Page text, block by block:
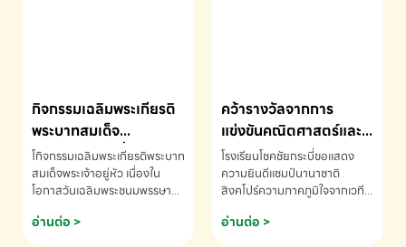
กิจกรรมเฉลิมพระเกียรติ
พระบาทสมเด็จ
พระเจ้าอยู่หัว เนื่องใน
โอกาสวันเฉลิม
พระชนมพรรษา
โกิจกรรมเฉลิมพระเกียรติพระบาท
สมเด็จพระเจ้าอยู่หัว เนื่องใน
โอกาสวันเฉลิมพระชนมพรรษา
ข้อมูลเพิ่มเติม โทร. 075-691910
อ่านต่อ >
คว้ารางวัลจากการ
แข่งขันคณิตศาสตร์และ
คณิตคิดเร็วนานาชาติ
ครั้งที่ 46 ประจำปี 2569
ณ ประเทศสิงคโปร์
โรงเรียนโชคชัยกระบี่ขอแสดง
ความยินดีแชมป์นานาชาติ
สิงคโปร์ความภาคภูมิใจจากเวที
ด.ช.พัทธนันท์ พรหมพันธ์ ชั้น
อนุบาล EP K3 โรงเรียนโชคชัย
อ่านต่อ >